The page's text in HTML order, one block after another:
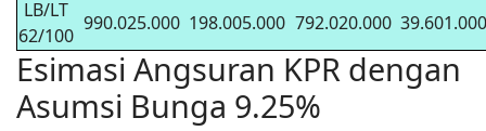
LB/LT
62/100
990.025.000 198.005.000 792.020.000 39.601.000
Esimasi Angsuran KPR dengan
Asumsi Bunga 9.25%